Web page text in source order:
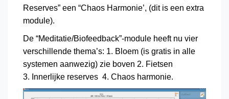
Reserves” een “Chaos Harmonie’, (dit is een extra
module).
De “Meditatie/Biofeedback”-module heeft nu vier
verschillende thema’s: 1. Bloem (is gratis in alle
systemen aanwezig) zie boven 2. Fietsen
3. Innerlijke reserves 4. Chaos harmonie.